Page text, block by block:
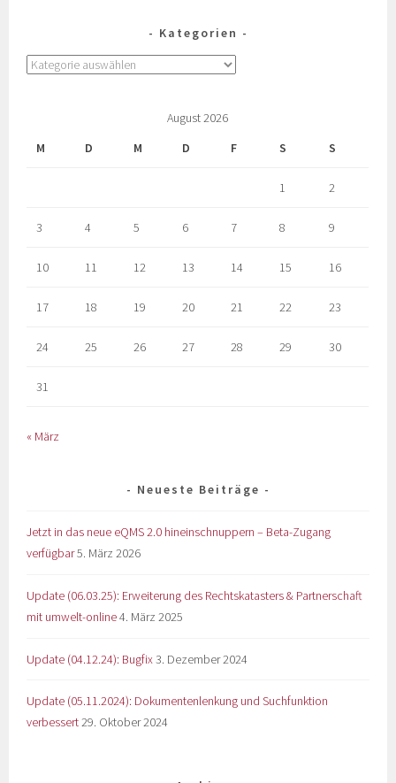
Kategorien
August 2026
M
D M D F S S
1 2
3 4 5 6 7 8 9
10 11 12 13 14 15 16
17 18 19 20 21 22 23
24 25 26 27 28 29 30
31
« März
Neueste Beiträge
Jetzt in das neue eQMS 2.0 hineinschnuppern – Beta-Zugang
verfügbar5. März 2026
Update (06.03.25): Erweiterung des Rechtskatasters & Partnerschaft
mit umwelt-online4. März 2025
Update (04.12.24): Bugfix 3. Dezember 2024
Update (05.11.2024): Dokumentenlenkung und Suchfunktion
verbessert29. Oktober 2024